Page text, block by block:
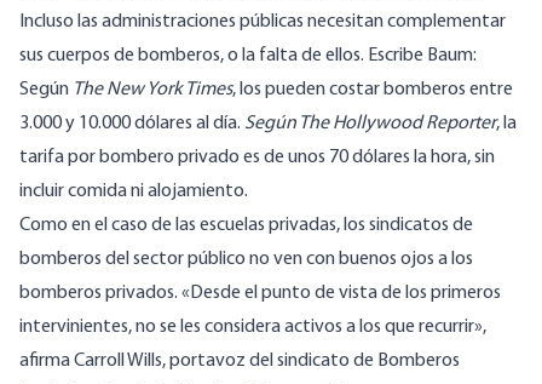
Incluso las administraciones públicas necesitan complementar
sus cuerpos de bomberos, o la falta de ellos. Escribe Baum:
Según The New York Times, los pueden costar bomberos entre
3.000 y 10.000 dólares al día. Según The Hollywood Reporter, la
tarifa por bombero privado es de unos 70 dólares la hora, sin
incluir comida ni alojamiento.
Como en el caso de las escuelas privadas, los sindicatos de
bomberos del sector público no ven con buenos ojos a los
bomberos privados. «Desde el punto de vista de los primeros
intervinientes, no se les considera activos a los que recurrir»,
afirma Carroll Wills, portavoz del sindicato de Bomberos